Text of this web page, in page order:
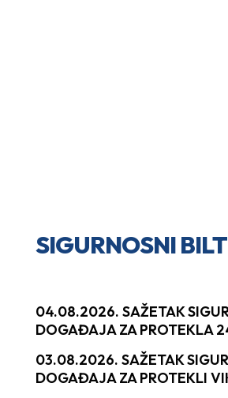
SIGURNOSNI
04.08.2026. SAŽETAK
DOGAĐAJA ZA PROTEKLA
03.08.2026. SAŽETAK
DOGAĐAJA ZA PROTEKLI